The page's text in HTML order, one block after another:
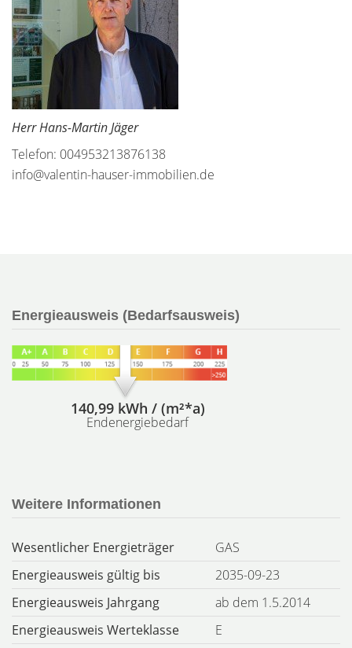
Herr Hans-Martin Jäger
Telefon: 004953213876138
info@valentin-hauser-immobilien.de
Energieausweis (Bedarfsausweis)
140,99 kWh / (m²*a)
Endenergiebedarf
Weitere Informationen
Wesentlicher Energieträger
GAS
Energieausweis gültig bis
2035-09-23
Energieausweis Jahrgang
ab dem 1.5.2014
Energieausweis Werteklasse
E